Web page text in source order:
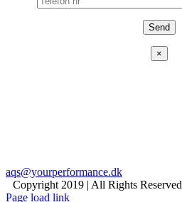
×
aqs@yourperformance.dk
Copyright 2019 | All Rights Reserved
Page load link